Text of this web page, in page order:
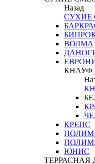
Назад
СУХИЕ
ВОЛМА
КНАУФ
КРЕПС
ЮНИС
ТЕРРАСНАЯ